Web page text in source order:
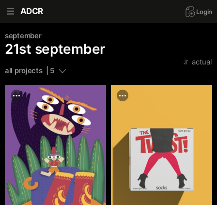
ADCR Login
september
21st september
all projects  | 5
actual